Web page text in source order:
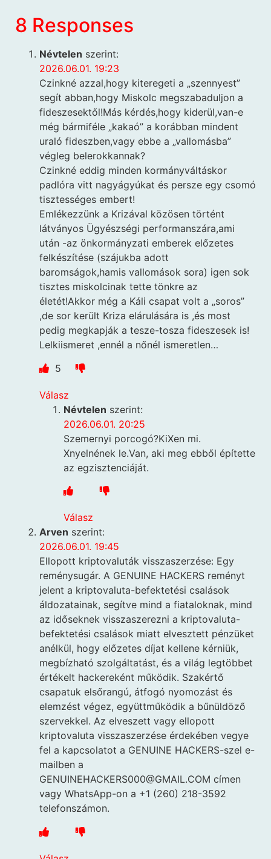
8 Responses
Névtelen szerint:
2026.06.01. 19:23
Czinkné azzal,hogy kiteregeti a „szennyest”
segít abban,hogy Miskolc megszabaduljon a
fideszesektől!Más kérdés,hogy kiderül,van-e
még bármiféle „kakaó” a korábban mindent
uraló fideszben,vagy ebbe a „vallomásba”
végleg belerokkannak?
Czinkné eddig minden kormányváltáskor
padlóra vitt nagyágyúkat és persze egy csomó
tisztességes embert!
Emlékezzünk a Krizával közösen történt
látványos Ügyészségi performanszára,ami
után -az önkormányzati emberek előzetes
felkészítése (szájukba adott
baromságok,hamis vallomások sora) igen sok
tisztes miskolcinak tette tönkre az
életét!Akkor még a Káli csapat volt a „soros”
,de sor került Kriza elárulására is ,és most
pedig megkapják a tesze-tosza fideszesek is!
Lelkiismeret ,ennél a nőnél ismeretlen…
5
Válasz
Névtelen szerint:
2026.06.01. 20:25
Szemernyi porcogó?KiXen mi.
Xnyelnének le.Van, aki meg ebből építette
az egzisztenciáját.
Válasz
Arven szerint:
2026.06.01. 19:45
Ellopott kriptovaluták visszaszerzése: Egy
reménysugár. A GENUINE HACKERS reményt
jelent a kriptovaluta-befektetési csalások
áldozatainak, segítve mind a fiataloknak, mind
az időseknek visszaszerezni a kriptovaluta-
befektetési csalások miatt elvesztett pénzüket
anélkül, hogy előzetes díjat kellene kérniük,
megbízható szolgáltatást, és a világ legtöbbet
értékelt hackereként működik. Szakértő
csapatuk elsőrangú, átfogó nyomozást és
elemzést végez, együttműködik a bűnüldöző
szervekkel. Az elveszett vagy ellopott
kriptovaluta visszaszerzése érdekében vegye
fel a kapcsolatot a GENUINE HACKERS-szel e-
mailben a
GENUINEHACKERS000@GMAIL.COM címen
vagy WhatsApp-on a +1 (260) 218-3592
telefonszámon.